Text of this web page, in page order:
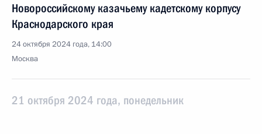
Новороссийскому казачьему кадетскому корпусу
Краснодарского края
24 октября 2024 года, 14:00
Москва
21 октября 2024 года, понедельник